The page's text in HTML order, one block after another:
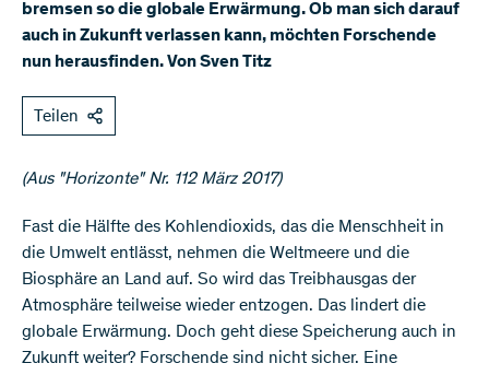
bremsen so die globale Erwärmung. Ob man sich darauf
auch in Zukunft verlassen kann, möchten Forschende
nun herausfinden. Von Sven Titz
Teilen
(Aus "Horizonte" Nr. 112 März 2017)
​Fast die Hälfte des Kohlendioxids, das die Menschheit in
die Umwelt entlässt, nehmen die Weltmeere und die
Biosphäre an Land auf. So wird das Treibhausgas der
Atmosphäre teilweise wieder entzogen. Das lindert die
globale Erwärmung. Doch geht diese Speicherung auch in
Zukunft weiter? Forschende sind nicht sicher. Eine